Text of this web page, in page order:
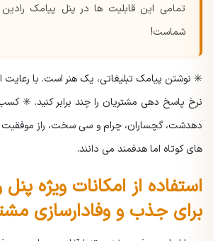
تمامی این قابلیت ها در پنل پیامک
شماست!
✳️ نوشتن پیامک تبلیغاتی، یک هنر است. با
نرخ پاسخ دهی مشتریان را چند برابر کنید. ✳️ کسب
دهدشت، گچساران، چرام و سی سخت، راز
های کوتاه اما هدفمند می دانند.
استفاده از امکانات ویژه
برای جذب و وفادارسازی